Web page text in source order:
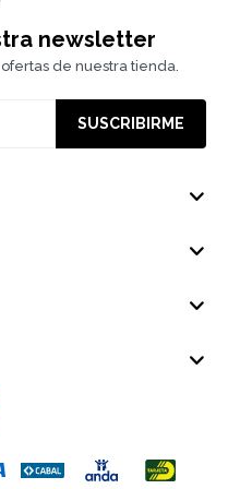
newsletter
de nuestra tienda.
SUSCRIBIRME